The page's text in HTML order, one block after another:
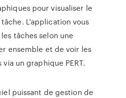
pour visualiser le
L'application vous
tâches selon une
ensemble et de voir les
un graphique PERT.
puissant de gestion de